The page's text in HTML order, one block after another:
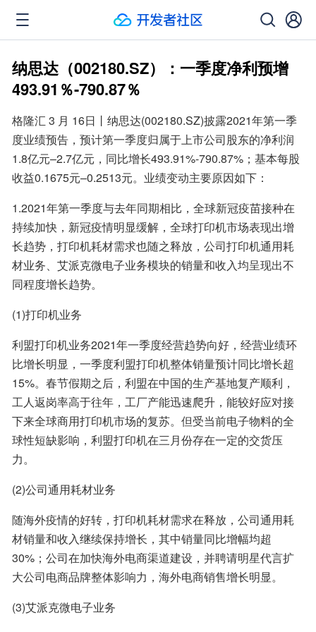
纳思达（002180.SZ）：一季度净利预增
493.91％-790.87％
格隆汇 3 月 16日丨纳思达(002180.SZ)披露2021年第一季
度业绩预告，预计第一季度归属于上市公司股东的净利润
1.8亿元–2.7亿元，同比增长493.91%-790.87%；基本每股
收益0.1675元–0.2513元。业绩变动主要原因如下：
1.2021年第一季度与去年同期相比，全球新冠疫苗接种在
持续加快，新冠疫情明显缓解，全球打印机市场表现出增
长趋势，打印机耗材需求也随之释放，公司打印机通用耗
材业务、艾派克微电子业务模块的销量和收入均呈现出不
同程度增长趋势。
(1)打印机业务
利盟打印机业务2021年一季度经营趋势向好，经营业绩环
比增长明显，一季度利盟打印机整体销量预计同比增长超
15%。春节假期之后，利盟在中国的生产基地复产顺利，
工人返岗率高于往年，工厂产能迅速爬升，能较好应对接
下来全球商用打印机市场的复苏。但受当前电子物料的全
球性短缺影响，利盟打印机在三月份存在一定的交货压
力。
(2)公司通用耗材业务
随海外疫情的好转，打印机耗材需求在释放，公司通用耗
材销量和收入继续保持增长，其中销量同比增幅均超
30%；公司在加快海外电商渠道建设，并聘请明星代言扩
大公司电商品牌整体影响力，海外电商销售增长明显。
(3)艾派克微电子业务